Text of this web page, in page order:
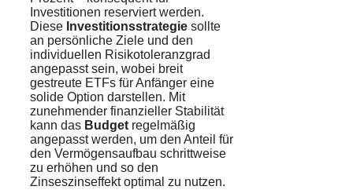
Investitionen reserviert werden.
Diese Investitionsstrategie sollte
an persönliche Ziele und den
individuellen Risikotoleranzgrad
angepasst sein, wobei breit
gestreute ETFs für Anfänger eine
solide Option darstellen. Mit
zunehmender finanzieller Stabilität
kann das Budget regelmäßig
angepasst werden, um den Anteil für
den Vermögensaufbau schrittweise
zu erhöhen und so den
Zinseszinseffekt optimal zu nutzen.